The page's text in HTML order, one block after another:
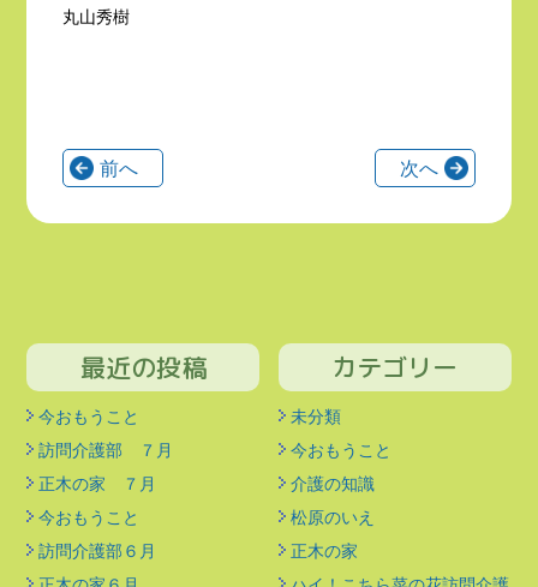
丸山秀樹
前へ 次へ
最近の投稿
今おもうこと
訪問介護部 ７月
正木の家 ７月
今おもうこと
訪問介護部６月
カテゴリー
未分類
今おもうこと
介護の知識
松原のいえ
正木の家